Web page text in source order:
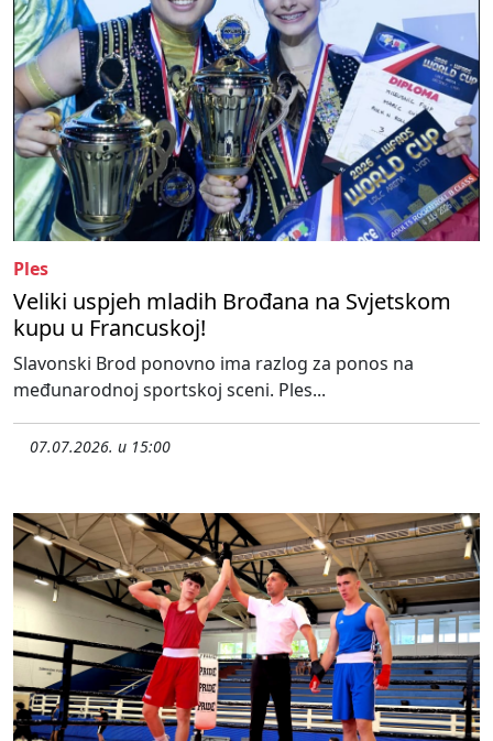
Ples
Veliki uspjeh mladih Brođana na Svjetskom
kupu u Francuskoj!
Slavonski Brod ponovno ima razlog za ponos na
međunarodnoj sportskoj sceni. Ples...
07.07.2026. u 15:00